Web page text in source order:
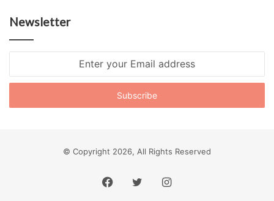
Newsletter
Email
© Copyright 2026, All Rights Reserved
Facebook
TwitterInstagram